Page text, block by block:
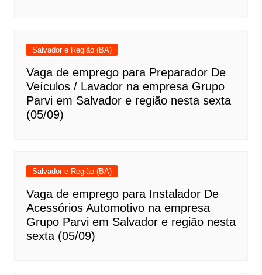
Salvador e Região (BA)
Vaga de emprego para Preparador De
Veículos / Lavador na empresa Grupo
Parvi em Salvador e região nesta sexta
(05/09)
Salvador e Região (BA)
Vaga de emprego para Instalador De
Acessórios Automotivo na empresa
Grupo Parvi em Salvador e região nesta
sexta (05/09)